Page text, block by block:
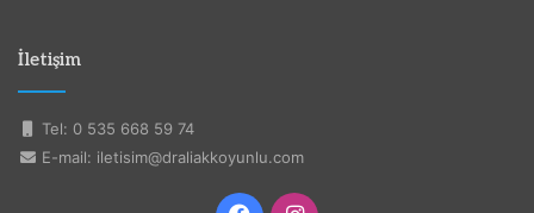
İletişim
Tel: 0 535 668 59 74
E-mail: iletisim@draliakkoyunlu.com